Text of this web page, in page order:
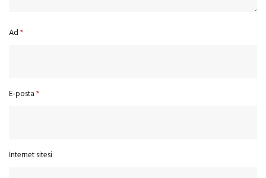
Ad*
E-posta*
İnternet sitesi